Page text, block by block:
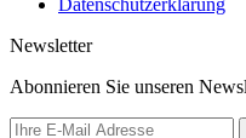
Newsletter
Abonnieren Sie unseren